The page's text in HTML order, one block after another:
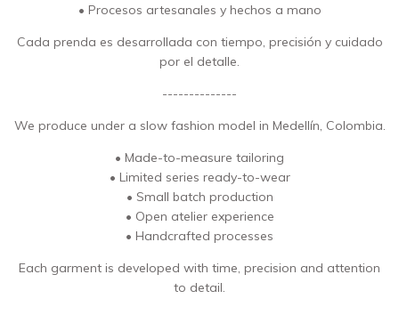
• Procesos artesanales y hechos a mano
Cada prenda es desarrollada con tiempo, precisión y cuidado
por el detalle.
--------------
We produce under a slow fashion model in Medellín, Colombia.
• Made-to-measure tailoring
• Limited series ready-to-wear
• Small batch production
• Open atelier experience
• Handcrafted processes
Each garment is developed with time, precision and attention
to detail.